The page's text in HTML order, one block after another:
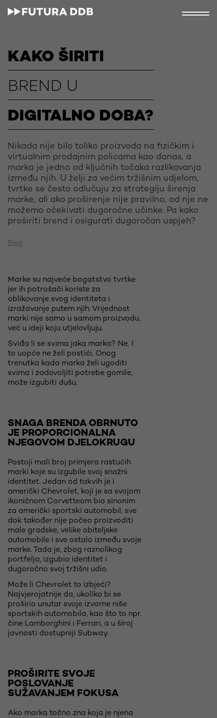
KAKO ŠIRITI
BREND U
DIGITALNO DOBA?
Nikada nije bilo toliko proizvoda na fizičkim i
virtualnim prodajnim policama kao danas, a
marka je jedno od ključnih točaka razlikovanja
između njih. U želji za većim tržišnim udjelom,
tvrtke se često odlučuju za strategiju širenja
marke, ali ako proširenje nije pravilno, od nje ne
možemo očekivati dugoročne učinke. Pa kako
proširiti brend i osigurati dugoročan uspjeh?
Blog
Marke su najveće bogatstvo tvrtke
jer ih potrošači koriste za
oblikovanje svog identiteta i
izražavanje putem njih. Vrijednost
marki nije samo u samom proizvodu,
već u ideji koju utjelovljuju.
Sviđa li se svima jaka marka? Ne. I
to uopće ne želi postići. Onog
trenutka kada marka želi ugoditi
svima i zadovoljiti potrebe gomile,
može izgubiti dušu.
SNAGA BRENDA OBRNUTO
JE PROPORCIONALNA
NJEGOVOM DJELOKRUGU
Postoji mali broj primjera rastućih
marki koje su izgubile svoj snažni
identitet. Jedan od takvih je i
američki Chevrolet, koji je sa svojom
ikoničnom Corvetteom bio sinonim
za američki sportski automobil, sve
dok također nije počeo proizvoditi
male gradske, velike obiteljske
automobile i sve ostalo između svoje
marke. Tada je, zbog raznolikog
portfelja, izgubio identitet i
dugoročno svoj tržišni udio.
Može li Chevrolet to izbjeći?
Najvjerojatnije da, ukoliko bi se
proširio unutar svoje izvorne niše
sportskih automobila, kao što to npr.
čine Lamborghini i Ferrari, a u široj
javnosti dostupniji Subway.
PROŠIRITE SVOJE
POSLOVANJE
SUŽAVANJEM FOKUSA
Ako marka točno zna koja je njena